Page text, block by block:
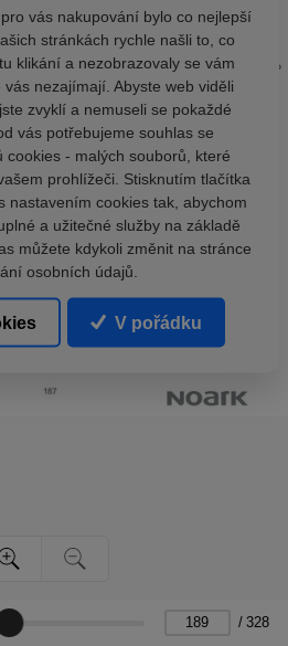
/ 328
vás nakupování bylo co nejlepší
stránkách rychle našli to, co
klikání a nezobrazovaly se vám
nezajímají. Abyste web viděli
zvyklí a nemuseli se pokaždé
vás potřebujeme souhlas se
cookies - malých souborů, které
prohlížeči. Stisknutím tlačítka
nastavením cookies tak, abychom
a užitečné služby na základě
můžete kdykoli změnit na stránce
osobních údajů.
V pořádku